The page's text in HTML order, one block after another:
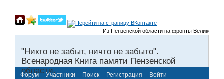
Из Пензенской области на фронты Великой
"Никто не забыт, ничто не забыто".
Всенародная Книга памяти Пензенской
области.
Форум Участники Поиск Регистрация Войти